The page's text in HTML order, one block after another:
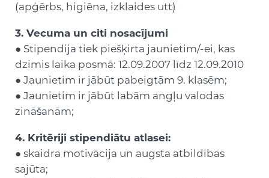
(apģērbs, higiēna, izklaides utt)
3. Vecuma un citi nosacījumi
● Stipendija tiek piešķirta jaunietim/-ei, kas
dzimis laika posmā: 12.09.2007 līdz 12.09.2010
● Jaunietim ir jābūt pabeigtām 9. klasēm;
● Jaunietim ir jābūt labām angļu valodas
zināšanām;
4. Kritēriji stipendiātu atlasei:
● skaidra motivācija un augsta atbildības
sajūta;